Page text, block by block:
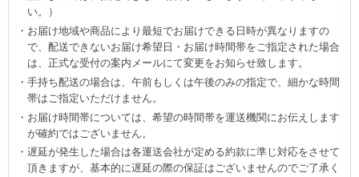
い。）
お届け地域や商品により最短でお届けできる日時が異なりますの
で、配送できないお届け希望日・お届け時間帯をご指定された場合
は、正式な受付の案内メールにて変更をお知らせ致します。
手持ち配送の場合は、午前もしくは午後のみの指定で、細かな時間
帯はご指定いただけません。
お届け時間帯については、希望の時間帯を運送機関にお伝えします
が確約ではございません。
遅延が発生した場合は各運送会社が定める約款に準じ対応をさせて
頂きますが、基本的に遅延の際の保証はございませんのでご了承く